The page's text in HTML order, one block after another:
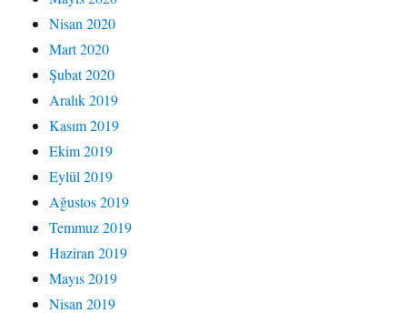
Nisan 2020
Mart 2020
Şubat 2020
Aralık 2019
Kasım 2019
Ekim 2019
Eylül 2019
Ağustos 2019
Temmuz 2019
Haziran 2019
Mayıs 2019
Nisan 2019